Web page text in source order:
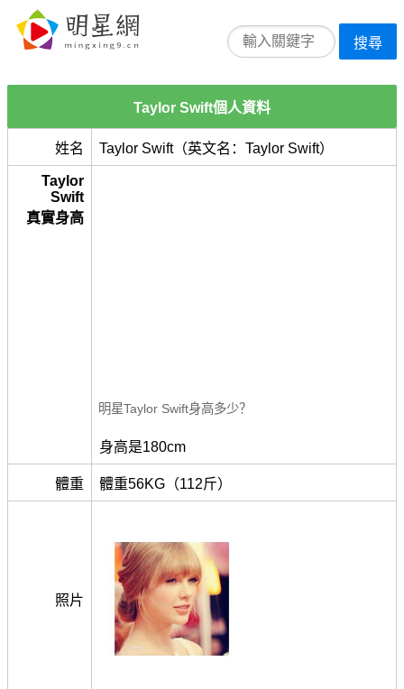
搜尋
Taylor Swift個人資料
姓名 Taylor Swift（英文名：Taylor Swift）
Taylor
Swift
真實身高
明星Taylor Swift身高多少？
身高是180cm
體重 體重56KG（112斤）
照片